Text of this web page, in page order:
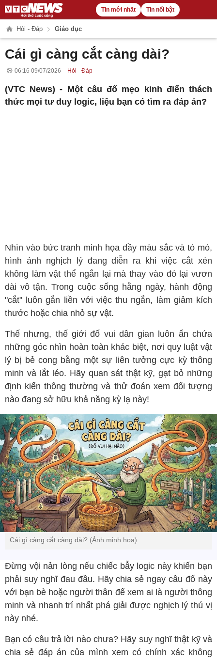
Tin mới nhất Tin nổi bật
Hỏi - Đáp Giáo dục
Cái gì càng cắt càng dài?
06:16 09/07/2026 Hỏi - Đáp
(VTC News) - Một câu đố mẹo kinh điển thách
thức mọi tư duy logic, liệu bạn có tìm ra đáp án?
Nhìn vào bức tranh minh họa đầy màu sắc và tò mò,
hình ảnh nghịch lý đang diễn ra khi việc cắt xén
không làm vật thể ngắn lại mà thay vào đó lại vươn
dài vô tận. Trong cuộc sống hằng ngày, hành động
"cắt" luôn gắn liền với việc thu ngắn, làm giảm kích
thước hoặc chia nhỏ sự vật.
Thế nhưng, thế giới đố vui dân gian luôn ẩn chứa
những góc nhìn hoàn toàn khác biệt, nơi quy luật vật
lý bị bẻ cong bằng một sự liên tưởng cực kỳ thông
minh và lắt léo. Hãy quan sát thật kỹ, gạt bỏ những
định kiến thông thường và thử đoán xem đối tượng
nào đang sở hữu khả năng kỳ lạ này!
Cái gì càng cắt càng dài? (Ảnh minh họa)
Đừng vội nản lòng nếu chiếc bẫy logic này khiến bạn
phải suy nghĩ đau đầu. Hãy chia sẻ ngay câu đố này
với bạn bè hoặc người thân để xem ai là người thông
minh và nhanh trí nhất phá giải được nghịch lý thú vị
này nhé.
Bạn có câu trả lời nào chưa? Hãy suy nghĩ thật kỹ và
chia sẻ đáp án của mình xem có chính xác không